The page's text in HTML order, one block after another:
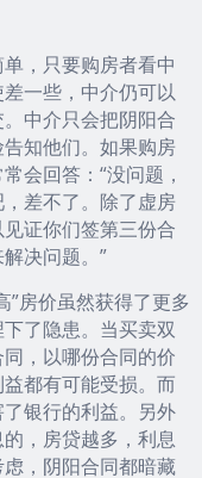
，只要购房者看中
一些，中介仍可以
中介只会把阴阳合
知他们。如果购房
会回答：“没问题，
差不了。除了虚房
证你们签第三份合
决问题。”
”房价虽然获得了更多
了隐患。当买卖双
，以哪份合同的价
都有可能受损。而
银行的利益。另外
，房贷越多，利息
，阴阳合同都暗藏